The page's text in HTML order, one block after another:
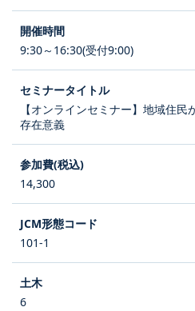
9:30～16:30(受付9:00)
【オンラインセミナー】地域住
存在意義
14,300
101-1
6